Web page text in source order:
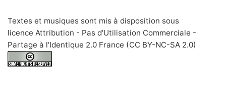
Textes et musiques sont mis à disposition sous
licence Attribution - Pas d'Utilisation Commerciale -
Partage à l'Identique 2.0 France (CC BY-NC-SA 2.0)